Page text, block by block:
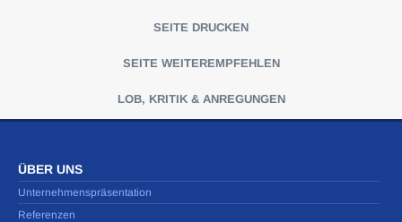
SEITE DRUCKEN
SEITE WEITEREMPFEHLEN
LOB, KRITIK & ANREGUNGEN
ÜBER UNS
Unternehmenspräsentation
Referenzen